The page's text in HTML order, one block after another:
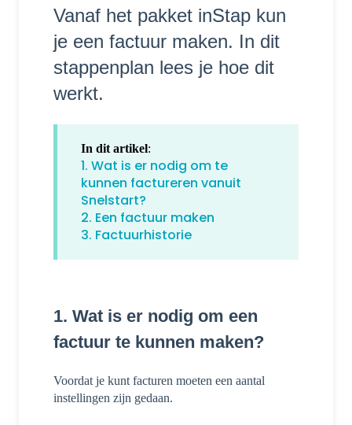
Vanaf het pakket inStap kun
je een factuur maken. In dit
stappenplan lees je hoe dit
werkt.
In dit artikel:
1. Wat is er nodig om te
kunnen factureren vanuit
Snelstart?
2. Een factuur maken
3. Factuurhistorie
1. Wat is er nodig om een
factuur te kunnen maken?
Voordat je kunt facturen moeten een aantal
instellingen zijn gedaan.